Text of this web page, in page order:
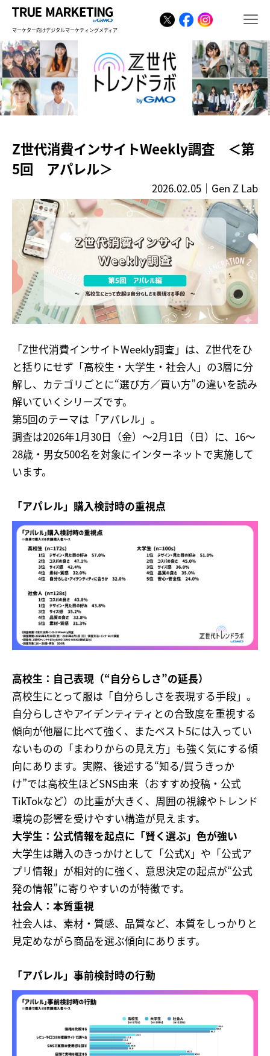
マーケター向けデジタルマーケティングメディア
Z世代消費インサイトWeekly調査 ＜第
5回 アパレル＞
2026.02.05 ｜ Gen Z Lab
「Z世代消費インサイトWeekly調査」は、Z世代をひ
と括りにせず「高校生・大学生・社会人」の3層に分
解し、カテゴリごとに“選び方／買い方”の違いを読み
解いていくシリーズです。
第5回のテーマは「アパレル」。
調査は2026年1月30日（金）〜2月1日（日）に、16〜
28歳・男女500名を対象にインターネットで実施して
います。
「アパレル」購入検討時の重視点
高校生：自己表現（“自分らしさ”の延長）
高校生にとって服は「自分らしさを表現する手段」。
自分らしさやアイデンティティとの合致度を重視する
傾向が他層に比べて強く、またベスト5には入ってい
ないものの「まわりからの見え方」も強く気にする傾
向にあります。実際、後述する“知る/買うきっか
け”では高校生ほどSNS由来（おすすめ投稿・公式
TikTokなど）の比重が大きく、周囲の視線やトレンド
環境の影響を受けやすい構造が見えます。
大学生：公式情報を起点に「賢く選ぶ」色が強い
大学生は購入のきっかけとして「公式X」や「公式ア
プリ情報」が相対的に強く、意思決定の起点が“公式
発の情報”に寄りやすいのが特徴です。
社会人：本質重視
社会人は、素材・質感、品質など、本質をしっかりと
見定めながら商品を選ぶ傾向にあります。
「アパレル」事前検討時の行動